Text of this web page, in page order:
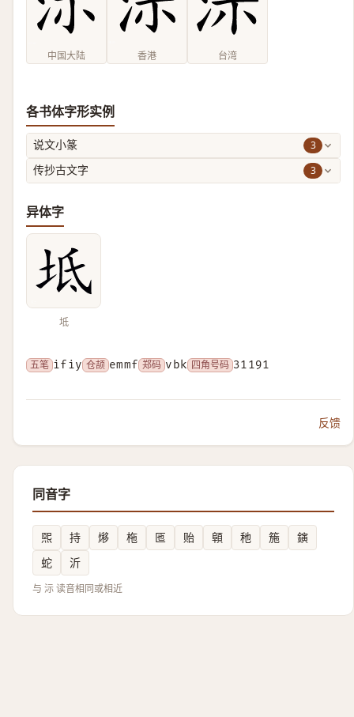
中国大陆 香港 台湾
各书体字形实例
说文小篆 3
传抄古文字 3
异体字
坻
五笔 ifiy 仓颉 emmf 郑码 vbk 四角号码 31191
反馈
同音字
煕 持 熪 柂 匜 贻 顊 䄬 箷
鏔
蛇
沂
与 沶 读音相同或相近